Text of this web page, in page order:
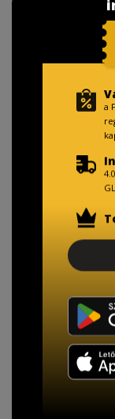
TISZTELT
Fizetésnél
A Kormány
adathordozó
adattörlő
a